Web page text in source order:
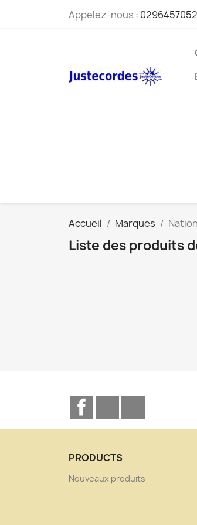
Appelez-nous : 0296457052
Accueil Marques
Liste des produits
PRODUCTS
Nouveaux produits